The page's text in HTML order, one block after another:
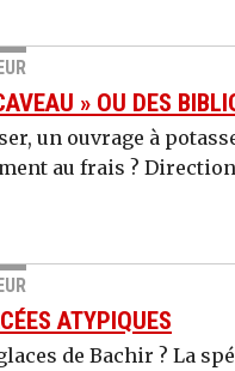
» OU DES
un ouvrage à
au frais ?
ATYPIQUES
de Bachir ? La